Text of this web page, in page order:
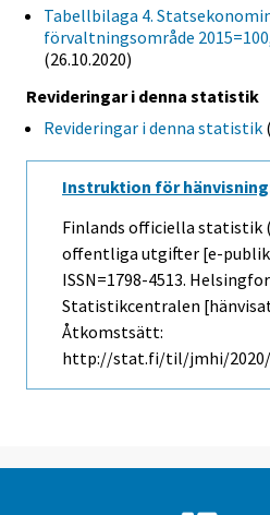
Tabellbilaga 4.
förvaltningsområde
(26.10.2020)
Revideringar i denna statistik
Revideringar i denna statistik
Instruktion för hänvisning
Finlands officiella statistik
offentliga utgifter [e-
ISSN=1798-4513.
Statistikcentralen
Åtkomstsätt:
http://stat.fi/til/jmhi/2020/